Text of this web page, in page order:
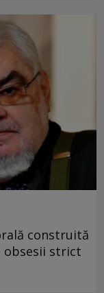
construită
obsesii strict